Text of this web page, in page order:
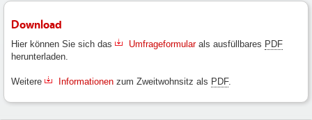
Download
Hier können Sie sich das Umfrageformular als ausfüllbares PDF
herunterladen.
Weitere Informationen zum Zweitwohnsitz als PDF.